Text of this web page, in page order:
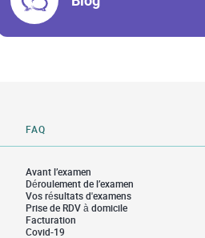
FAQ
Avant l’examen
Déroulement de l’examen
Vos résultats d'examens
Prise de RDV à domicile
Facturation
Covid-19